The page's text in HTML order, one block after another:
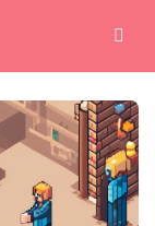
Поиск